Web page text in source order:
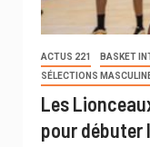
ACTUS 221 BASKET
SÉLECTIONS
Les
pour débuter